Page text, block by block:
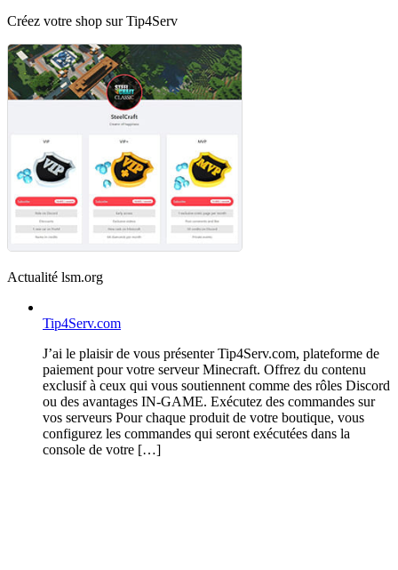
Créez votre shop sur Tip4Serv
Actualité lsm.org
Tip4Serv.com
J’ai le plaisir de vous présenter Tip4Serv.com, plateforme de
paiement pour votre serveur Minecraft. Offrez du contenu
exclusif à ceux qui vous soutiennent comme des rôles Discord
ou des avantages IN-GAME. Exécutez des commandes sur
vos serveurs Pour chaque produit de votre boutique, vous
configurez les commandes qui seront exécutées dans la
console de votre […]